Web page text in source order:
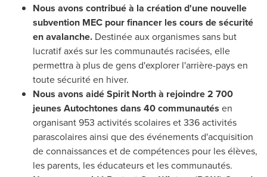
Nous avons contribué à la création d'une nouvelle
subvention MEC pour financer les cours de sécurité
en avalanche. Destinée aux organismes sans but
lucratif axés sur les communautés racisées, elle
permettra à plus de gens d'explorer l'arrière-pays en
toute sécurité en hiver.
Nous avons aidé Spirit North à rejoindre 2 700
jeunes Autochtones dans 40 communautés en
organisant 953 activités scolaires et 336 activités
parascolaires ainsi que des événements d'acquisition
de connaissances et de compétences pour les élèves,
les parents, les éducateurs et les communautés.